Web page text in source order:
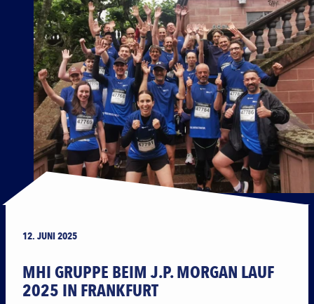
12. JUNI 2025
MHI GRUPPE BEIM J.P. MORGAN LAUF
2025 IN FRANKFURT